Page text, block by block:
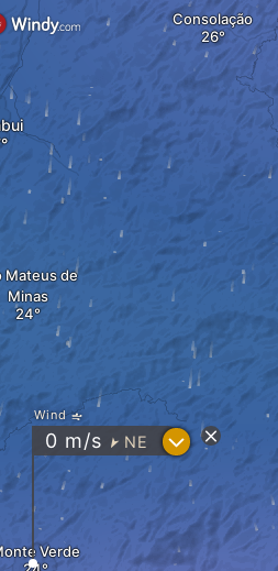
Verde
Mateus de
Minas
Consolação
Wind
0 m/s " NE ?